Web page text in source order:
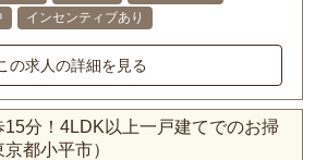
インセンティブあり
の求人の詳細を見る
分！4LDK以上一戸建てでのお掃
都小平市）